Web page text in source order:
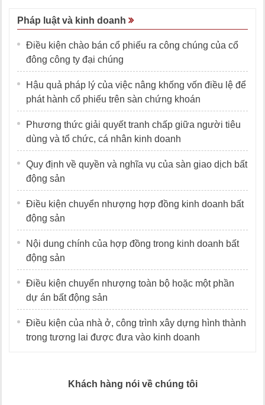
Pháp luật và kinh doanh
Điều kiện chào bán cổ phiếu ra công chúng của cổ
đông công ty đại chúng
Hậu quả pháp lý của việc nâng khống vốn điều lệ để
phát hành cổ phiếu trên sàn chứng khoán
Phương thức giải quyết tranh chấp giữa người tiêu
dùng và tổ chức, cá nhân kinh doanh
Quy định về quyền và nghĩa vụ của sàn giao dịch bất
động sản
Điều kiện chuyển nhượng hợp đồng kinh doanh bất
động sản
Nội dung chính của hợp đồng trong kinh doanh bất
động sản
Điều kiện chuyển nhượng toàn bộ hoặc một phần
dự án bất động sản
Điều kiện của nhà ở, công trình xây dựng hình thành
trong tương lai được đưa vào kinh doanh
Khách hàng nói về chúng tôi